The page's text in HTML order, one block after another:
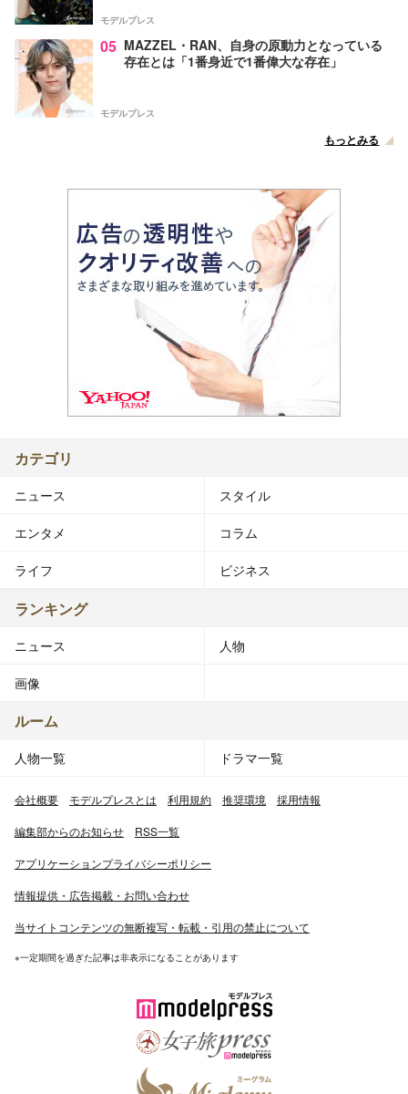
モデルプレス
05 MAZZEL・RAN、自身の原動力となっている
存在とは「1番身近で1番偉大な存在」
モデルプレス
もっとみる
カテゴリ
ニュース スタイル
エンタメ コラム
ライフ ビジネス
ランキング
ニュース 人物
画像
ルーム
人物一覧 ドラマ一覧
会社概要 モデルプレスとは 利用規約 推奨環境 採用情報
編集部からのお知らせ RSS一覧
アプリケーションプライバシーポリシー
情報提供・広告掲載・お問い合わせ
当サイトコンテンツの無断複写・転載・引用の禁止について
※一定期間を過ぎた記事は非表示になることがあります